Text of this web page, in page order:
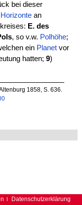
bei dieser
Horizontean
E. des
, so v.w. Polhöhe;
ein Planet vor
hatten; 9)
1858, S. 636.
Datenschutzerklärung